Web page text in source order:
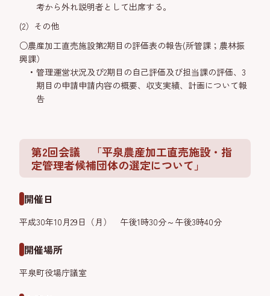
考から外れ説明者として出席する。
(2）その他
○農産加工直売施設第2期目の評価表の報告(所管課；農林振
興課）
管理運営状況及び2期目の自己評価及び担当課の評価、3
期目の申請申請内容の概要、収支実績、計画について報
告
第2回会議 「平泉農産加工直売施設・指
定管理者候補団体の選定について」
開催日
平成30年10月29日（月） 午後1時30分～午後3時40分
開催場所
平泉町役場庁議室